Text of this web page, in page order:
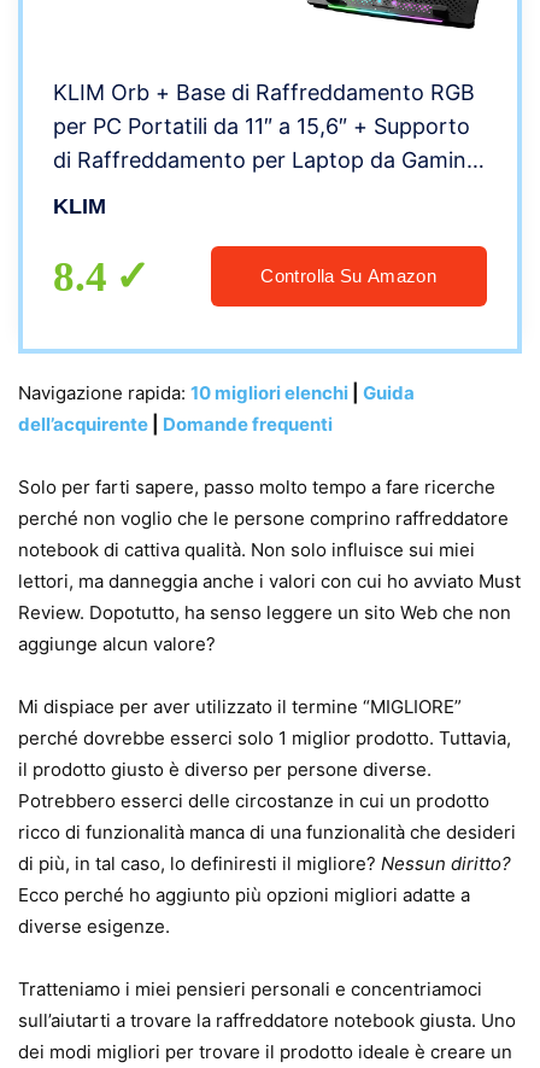
KLIM Orb + Base di Raffreddamento RGB
per PC Portatili da 11″ a 15,6″ + Supporto
di Raffreddamento per Laptop da Gaming
+ USB + Stabile + Compatibile con Mac e
KLIM
8.4 Controlla Su Amazon
Navigazione rapida: 10 migliori elenchi
Guida
dell’acquirente
Domande frequenti
Solo per farti sapere, passo molto tempo a fare ricerche
perché non voglio che le persone comprino raffreddatore
notebook di cattiva qualità. Non solo influisce sui miei
lettori, ma danneggia anche i valori con cui ho avviato Must
Review. Dopotutto, ha senso leggere un sito Web che non
aggiunge alcun valore?
Mi dispiace per aver utilizzato il termine “MIGLIORE”
perché dovrebbe esserci solo 1 miglior prodotto. Tuttavia,
il prodotto giusto è diverso per persone diverse.
Potrebbero esserci delle circostanze in cui un prodotto
ricco di funzionalità manca di una funzionalità che desideri
di più, in tal caso, lo definiresti il ​​migliore? Nessun diritto?
Ecco perché ho aggiunto più opzioni migliori adatte a
diverse esigenze.
Tratteniamo i miei pensieri personali e concentriamoci
sull’aiutarti a trovare la raffreddatore notebook giusta. Uno
dei modi migliori per trovare il prodotto ideale è creare un